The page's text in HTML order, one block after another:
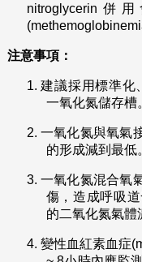
nitroglycerin併
注意事項：
1.建議採用標準化
一氧化氮儲存槽
2.一氧化氮與氧氣
的形成減到最低
3.一氧化氮混合氧
傷，造成呼吸
的二氧化氮氣體
4. 變性血紅素血症